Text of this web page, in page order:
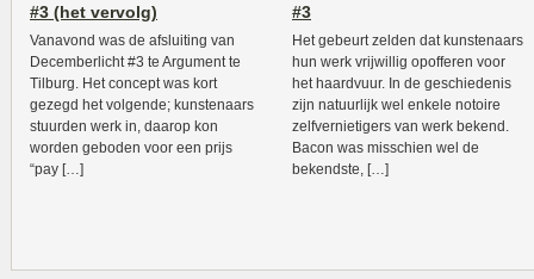
#3 (het vervolg)
Vanavond was de afsluiting van
Decemberlicht #3 te Argument te
Tilburg. Het concept was kort
gezegd het volgende; kunstenaars
stuurden werk in, daarop kon
worden geboden voor een prijs
“pay […]
#3
Het gebeurt zelden dat kunstenaars
hun werk vrijwillig opofferen voor
het haardvuur. In de geschiedenis
zijn natuurlijk wel enkele notoire
zelfvernietigers van werk bekend.
Bacon was misschien wel de
bekendste, […]